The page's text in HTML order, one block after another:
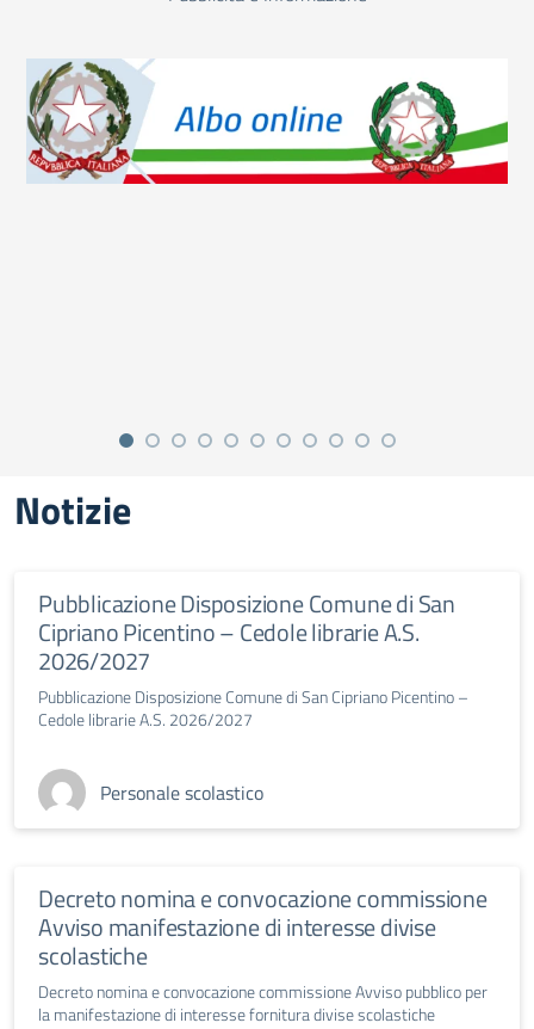
Notizie
Pubblicazione Disposizione Comune di San
Cipriano Picentino – Cedole librarie A.S.
2026/2027
Pubblicazione Disposizione Comune di San Cipriano Picentino –
Cedole librarie A.S. 2026/2027
Personale scolastico
Decreto nomina e convocazione commissione
Avviso manifestazione di interesse divise
scolastiche
Decreto nomina e convocazione commissione Avviso pubblico per
la manifestazione di interesse fornitura divise scolastiche